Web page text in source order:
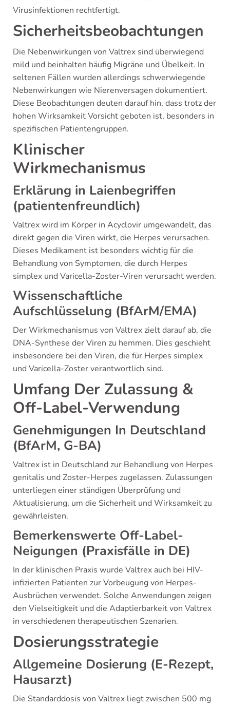
Virusinfektionen rechtfertigt.
Sicherheitsbeobachtungen
Die Nebenwirkungen von Valtrex sind überwiegend
mild und beinhalten häufig Migräne und Übelkeit. In
seltenen Fällen wurden allerdings schwerwiegende
Nebenwirkungen wie Nierenversagen dokumentiert.
Diese Beobachtungen deuten darauf hin, dass trotz der
hohen Wirksamkeit Vorsicht geboten ist, besonders in
spezifischen Patientengruppen.
Klinischer
Wirkmechanismus
Erklärung in Laienbegriffen
(patientenfreundlich)
Valtrex wird im Körper in Acyclovir umgewandelt, das
direkt gegen die Viren wirkt, die Herpes verursachen.
Dieses Medikament ist besonders wichtig für die
Behandlung von Symptomen, die durch Herpes
simplex und Varicella-Zoster-Viren verursacht werden.
Wissenschaftliche
Aufschlüsselung (BfArM/EMA)
Der Wirkmechanismus von Valtrex zielt darauf ab, die
DNA-Synthese der Viren zu hemmen. Dies geschieht
insbesondere bei den Viren, die für Herpes simplex
und Varicella-Zoster verantwortlich sind.
Umfang Der Zulassung &
Off-Label-Verwendung
Genehmigungen In Deutschland
(BfArM, G-BA)
Valtrex ist in Deutschland zur Behandlung von Herpes
genitalis und Zoster-Herpes zugelassen. Zulassungen
unterliegen einer ständigen Überprüfung und
Aktualisierung, um die Sicherheit und Wirksamkeit zu
gewährleisten.
Bemerkenswerte Off-Label-
Neigungen (Praxisfälle in DE)
In der klinischen Praxis wurde Valtrex auch bei HIV-
infizierten Patienten zur Vorbeugung von Herpes-
Ausbrüchen verwendet. Solche Anwendungen zeigen
den Vielseitigkeit und die Adaptierbarkeit von Valtrex
in verschiedenen therapeutischen Szenarien.
Dosierungsstrategie
Allgemeine Dosierung (E-Rezept,
Hausarzt)
Die Standarddosis von Valtrex liegt zwischen 500 mg